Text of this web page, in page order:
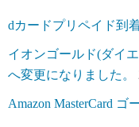
dカードプリペイド到
イオンゴールド(ダイ
へ変更になりました。
Amazon MasterCard ゴ